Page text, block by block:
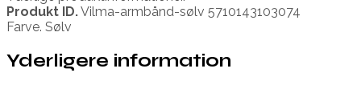
Produkt ID.Vilma-armbånd-sølv 5710143103074
Farve. Sølv
Yderligere information